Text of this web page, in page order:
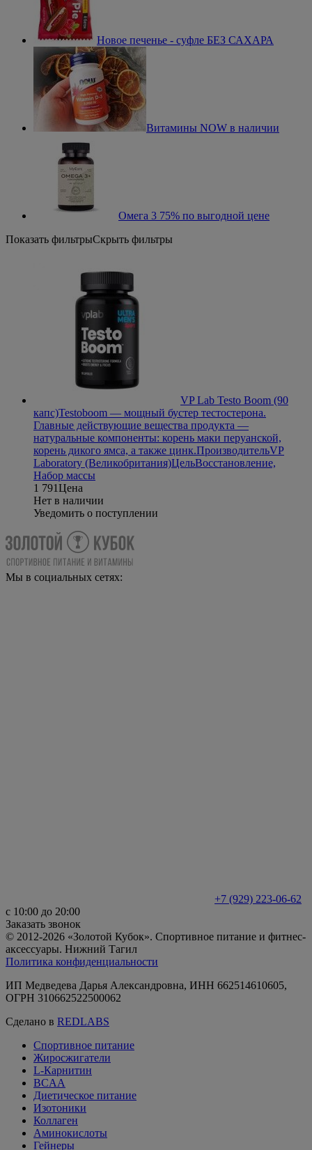
Новое печенье - суфле БЕЗ САХАРА
Витамины NOW в наличии
Омега 3 75% по выгодной цене
Показать фильтрыСкрыть фильтры
VP Lab Testo Boom (90
капс)Testoboom — мощный бустер тестостерона.
Главные действующие вещества продукта —
натуральные компоненты: корень маки перуанской,
корень дикого ямса, а также цинк.ПроизводительVP
Laboratory (Великобритания)ЦельВосстановление,
Набор массы
1 791Цена
Нет в наличии
Уведомить о поступлении
Мы в социальных сетях:
+7 (929) 223-06-62
с 10:00 до 20:00
Заказать звонок
© 2012-2026 «Золотой Кубок». Спортивное питание и фитнес-
аксессуары. Нижний Тагил
Политика конфиденциальности
ИП Медведева Дарья Александровна, ИНН 662514610605,
ОГРН 310662522500062
Сделано в REDLABS
Спортивное питание
Жиросжигатели
L-Карнитин
BCAA
Диетическое питание
Изотоники
Коллаген
Аминокислоты
Гейнеры